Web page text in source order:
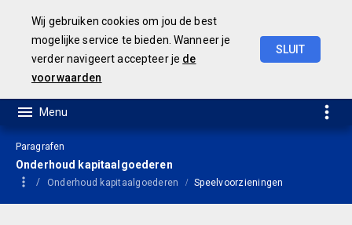
Wij gebruiken cookies om jou de best
mogelijke service te bieden. Wanneer je
verder navigeert accepteer je de
voorwaarden
SLUIT
Paragrafen
Onderhoud kapitaalgoederen
Onderhoud kapitaalgoederen Speelvoorzieningen